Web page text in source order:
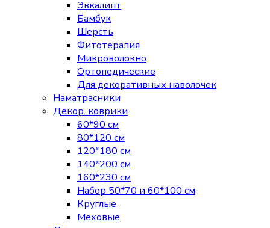
Эвкалипт
Бамбук
Шерсть
Фитотерапия
Микроволокно
Ортопедические
Для декоративных наволочек
Наматрасники
Декор. коврики
60*90 см
80*120 см
120*180 см
140*200 см
160*230 см
Набор 50*70 и 60*100 см
Круглые
Меховые